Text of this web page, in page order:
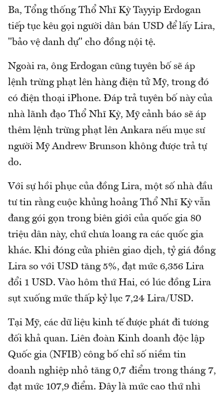
Ba, Tổng thống Thổ Nhĩ Kỳ Tayyip Erdogan
tiếp tục kêu gọi người dân bán USD để lấy Lira,
"bảo vệ danh dự" cho đồng nội tệ.
Ngoài ra, ông Erdogan cũng tuyên bố sẽ áp
lệnh trừng phạt lên hàng điện tử Mỹ, trong đó
có điện thoại iPhone. Đáp trả tuyên bố này của
nhà lãnh đạo Thổ Nhĩ Kỳ, Mỹ cảnh báo sẽ áp
thêm lệnh trừng phạt lên Ankara nếu mục sư
người Mỹ Andrew Brunson không được trả tự
do.
Với sự hồi phục của đồng Lira, một số nhà đầu
tư tin rằng cuộc khủng hoảng Thổ Nhĩ Kỳ vẫn
đang gói gọn trong biên giới của quốc gia 80
triệu dân này, chứ chưa loang ra các quốc gia
khác. Khi đóng cửa phiên giao dịch, tỷ giá đồng
Lira so với USD tăng 5%, đạt mức 6,356 Lira
đổi 1 USD. Vào hôm thứ Hai, có lúc đồng Lira
sụt xuống mức thấp kỷ lục 7,24 Lira/USD.
Tại Mỹ, các dữ liệu kinh tế được phát đi tương
đối khả quan. Liên đoàn Kinh doanh độc lập
Quốc gia (NFIB) công bố chỉ số niềm tin
doanh nghiệp nhỏ tăng 0,7 điểm trong tháng 7,
đạt mức 107,9 điểm. Đây là mức cao thứ nhì